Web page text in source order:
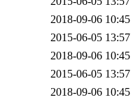
2018-09-06 10:45
2015-06-05 13:57
2018-09-06 10:45
2015-06-05 13:57
2018-09-06 10:45